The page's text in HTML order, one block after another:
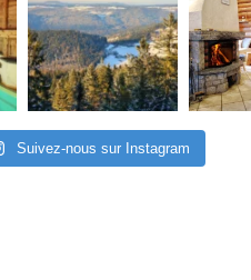
Suivez-nous sur Instagram